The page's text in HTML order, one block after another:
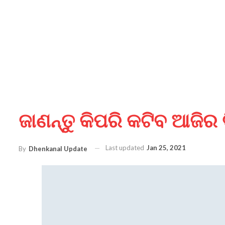
ଜାଣନ୍ତୁ କିପରି କଟିବ ଆଜିର
By Dhenkanal Update Last updated Jan 25, 2021